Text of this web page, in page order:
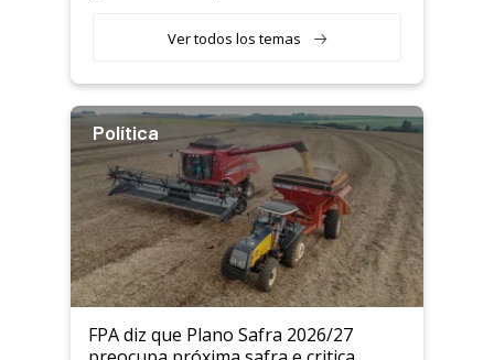
Ver todos los temas
Política
FPA diz que Plano Safra 2026/27